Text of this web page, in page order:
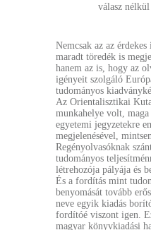
válasz nélkül
Nemcsak az az
maradt töredék is
hanem az is, hogy az
igényeit szolgáló
tudományos
Az Orientalisztikai
munkahelye volt,
egyetemi jegyzetekre
megjelenésével,
Regényolvasóknak
tudományos
létrehozója pályája és
És a fordítás mint
benyomását tovább
neve egyik kiadás
fordítóé viszont igen.
magyar könyvkiadási